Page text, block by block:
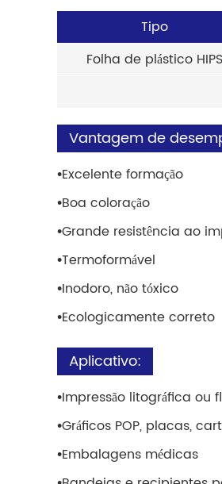
Tipo
Folha de plástico HIPS
Vantagem de
•Excelente formação
•Boa coloração
•Grande resistência ao
•Termoformável
•Inodoro, não tóxico
•Ecologicamente correto
Aplicativo:
•Impressão litográfica ou
•Gráficos POP, placas,
•Embalagens médicas